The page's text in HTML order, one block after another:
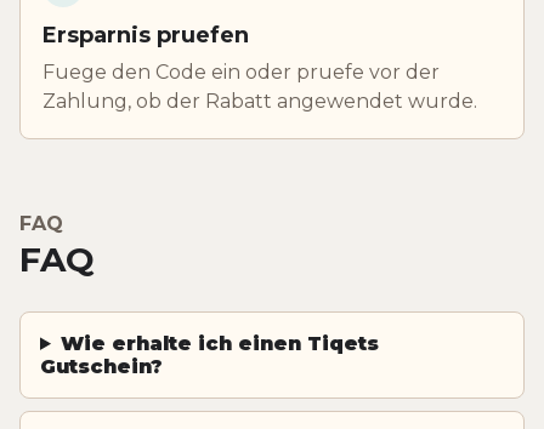
Ersparnis pruefen
Fuege den Code ein oder pruefe vor der
Zahlung, ob der Rabatt angewendet wurde.
FAQ
FAQ
Wie erhalte ich einen Tiqets
Gutschein?